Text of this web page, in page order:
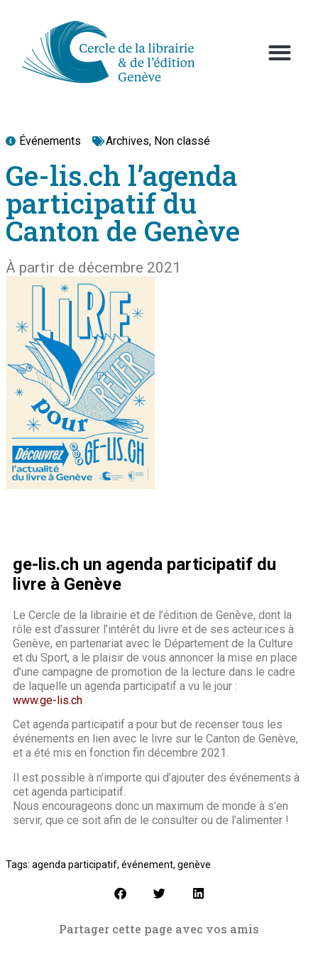
Événements Archives, Non classé
Ge-lis.ch l’agenda
participatif du
Canton de Genève
À partir de décembre 2021
ge-lis.ch un agenda participatif du
livre à Genève
Le Cercle de la librairie et de l’édition de Genève, dont la
rôle est d’assurer l’intérêt du livre et de ses acteur.ices à
Genève, en partenariat avec le Département de la Culture
et du Sport, a le plaisir de vous annoncer la mise en place
d’une campagne de promotion de la lecture dans le cadre
de laquelle un agenda participatif a vu le jour :
www.ge-lis.ch
Cet agenda participatif a pour but de recenser tous les
événements en lien avec le livre sur le Canton de Genève,
et a été mis en fonction fin décembre 2021.
Il est possible à n’importe qui d’ajouter des événements à
cet agenda participatif.
Nous encourageons donc un maximum de monde à s’en
servir, que ce soit afin de le consulter ou de l’alimenter !
Tags: agenda participatif, événement, genève
Partager cette page avec vos amis